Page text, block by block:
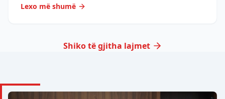
Lexo më shumë
Shiko të gjitha lajmet